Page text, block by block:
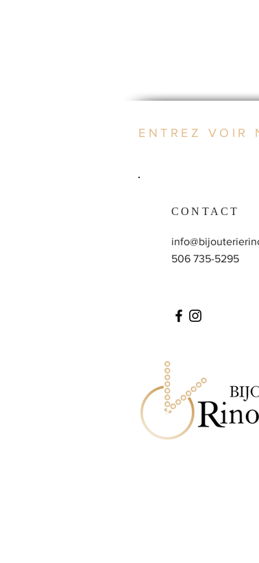
ENTREZ VOIR
CONTACT
506 735-5295